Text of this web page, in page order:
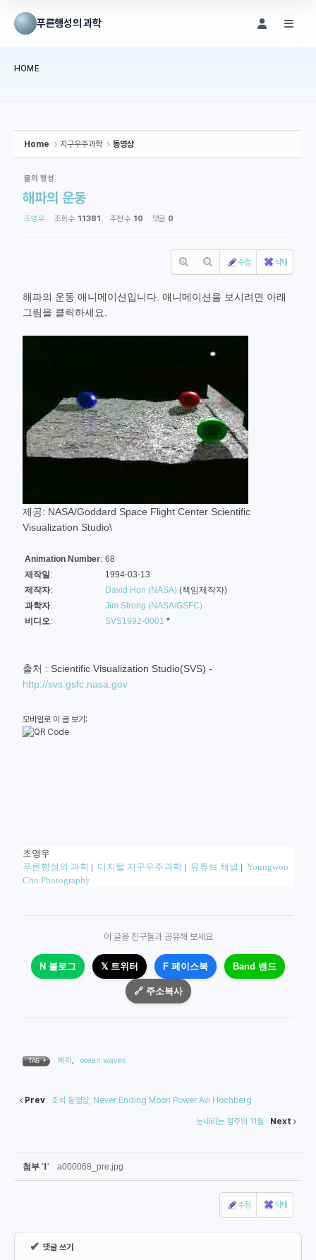
푸른행성의 과학
HOME
Home 지구우주과학 동영상
물의 행성
해파의 운동
조영우 조회 수 11381 추천 수 10 댓글 0
수정 삭제
해파의 운동 애니메이션입니다. 애니메이션을 보시려면 아래
그림을 클릭하세요.
제공: NASA/Goddard Space Flight Center Scientific
Visualization Studio\
Animation Number: 68
제작일:
1994-03-13
제작자: David Hon (NASA) (책임제작자)
과학자:
Jim Strong (NASA/GSFC)
비디오: SVS1992-0001 *
출처 : Scientific Visualization Studio(SVS) -
http://svs.gsfc.nasa.gov
모바일로 이 글 보기:
조영우
푸른행성의 과학 | 디지털 지구우주과학 | 유튜브 채널 | Youngwoo
Cho Photography
이 글을 친구들과 공유해 보세요
N 블로그 𝕏 트위터 F 페이스북 Band 밴드
🔗 주소복사
TAG • 해파, ocean waves
Prev 조석 동영상, Never Ending Moon Power Avi Hochberg
눈내리는 청주의 11월 Next
첨부 '1' a000068_pre.jpg
수정 삭제
✔ 댓글 쓰기